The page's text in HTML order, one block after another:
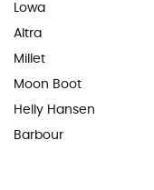
Lowa
Altra
Millet
Moon Boot
Helly Hansen
Barbour